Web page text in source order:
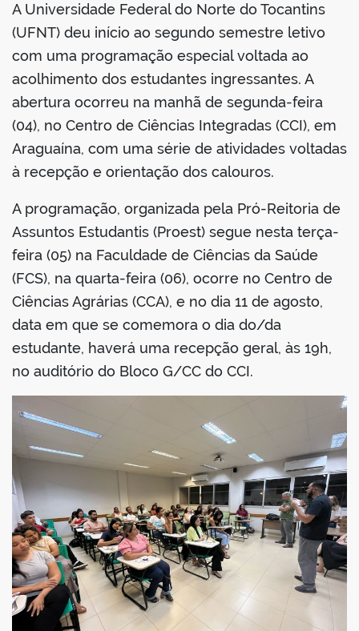
A Universidade Federal do Norte do Tocantins
(UFNT) deu início ao segundo semestre letivo
com uma programação especial voltada ao
acolhimento dos estudantes ingressantes. A
abertura ocorreu na manhã de segunda-feira
(04), no Centro de Ciências Integradas (CCI), em
Araguaína, com uma série de atividades voltadas
à recepção e orientação dos calouros.
A programação, organizada pela Pró-Reitoria de
Assuntos Estudantis (Proest) segue nesta terça-
feira (05) na Faculdade de Ciências da Saúde
(FCS), na quarta-feira (06), ocorre no Centro de
Ciências Agrárias (CCA), e no dia 11 de agosto,
data em que se comemora o dia do/da
estudante, haverá uma recepção geral, às 19h,
no auditório do Bloco G/CC do CCI.